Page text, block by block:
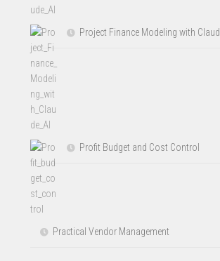
Project Finance Modeling with
Profit Budget and Cost Control
Practical Vendor Management